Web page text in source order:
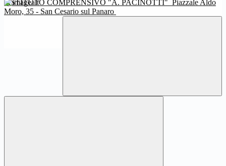
ISTITUTO COMPRENSIVO "A. PACINOTTI" Piazzale Aldo
Moro, 35 - San Cesario sul Panaro